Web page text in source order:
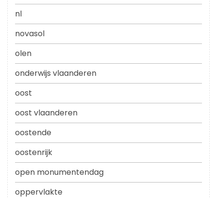
nl
novasol
olen
onderwijs vlaanderen
oost
oost vlaanderen
oostende
oostenrijk
open monumentendag
oppervlakte